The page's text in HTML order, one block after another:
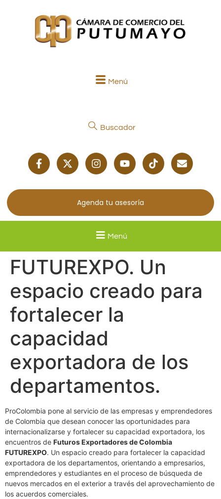
Menú
Buscador
Agenda tu asesoría
Menú
FUTUREXPO. Un
espacio creado para
fortalecer la
capacidad
exportadora de los
departamentos.
ProColombia pone al servicio de las empresas y emprendedores
de Colombia que desean conocer las oportunidades para
internacionalizarse y fortalecer su capacidad exportadora, los
encuentros de Futuros Exportadores de Colombia
FUTUREXPO. Un espacio creado para fortalecer la capacidad
exportadora de los departamentos, orientando a empresarios,
emprendedores y estudiantes en el proceso de búsqueda de
nuevos mercados en el exterior a través del aprovechamiento de
los acuerdos comerciales.